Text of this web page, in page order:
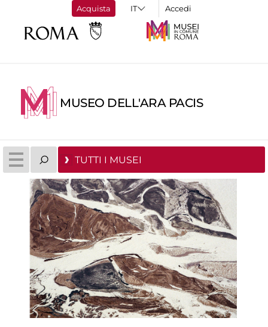
Acquista Accedi
MUSEO DELL'ARA PACIS
TUTTI I MUSEI